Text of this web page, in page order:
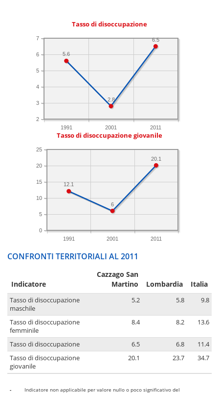
Tasso di disoccupazione
1991 2001 2011
2
3
4
5
6
7 6.5
2.8
5.6
Tasso di disoccupazione giovanile
1991 2001 2011
0
5
10
15
20
25
20.1
6
12.1
CONFRONTI TERRITORIALI AL 2011
Indicatore
Cazzago San
Martino
Lombardia Italia
Tasso di disoccupazione
maschile
5.2 5.8 9.8
Tasso di disoccupazione
femminile
8.4 8.2 13.6
Tasso di disoccupazione 6.5 6.8
11.4
Tasso di disoccupazione
giovanile
20.1 23.7 34.7
-
Indicatore non applicabile per valore nullo o poco significativo del